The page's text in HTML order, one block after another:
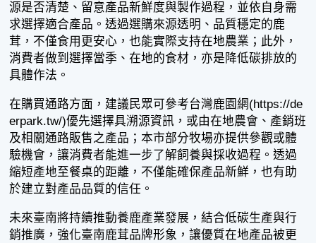
源是否清楚、留意產品新鮮度與製作過程，並依自身需
求選擇適合產品。透過選購來源透明、品質穩定的鹿
茸，不僅食用更安心，也能實際支持在地農業；此外，
消費者做到選擇當季、在地的食材，亦是降低碳排放的
具體作法。
在購買通路方面，建議民眾可參考台灣鹿園網(https://de
erpark.tw/)優先選擇具溯源資訊，或由在地農會、產銷班
及相關通路販售之產品；本市部分牧場亦提供參觀或體
驗機會，讓消費者能進一步了解飼養與採收過程。透過
縮短產地至餐桌的距離，不僅能確保產品新鮮，也有助
於建立對產品品質的信任。
未來臺南將持續推動養鹿產業發展，結合低碳生產與行
銷推廣，強化臺南鹿茸品牌形象，讓優質在地產品被更